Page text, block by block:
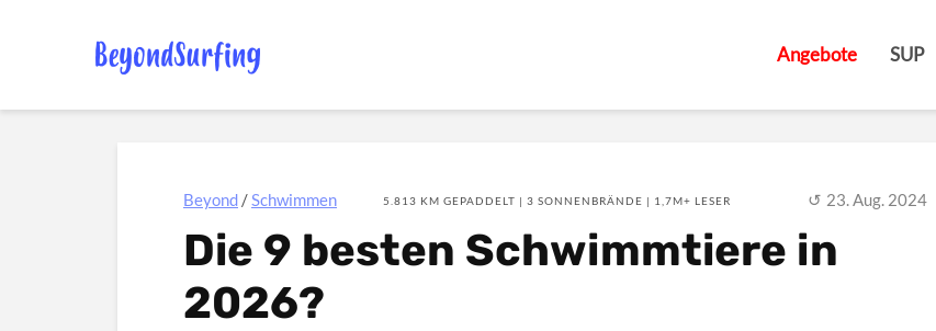
Angebote SUP
Beyond /Schwimmen 5.813 KM GEPADDELT | 3 SONNENBRÄNDE | 1,7M+ LESER 23. Aug. 2024
Die 9 besten Schwimmtiere in
2026?